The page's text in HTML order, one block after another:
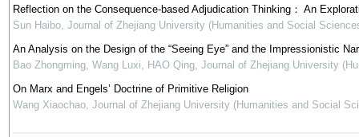
Reflection on the Consequence-based Adjudication Thinking： An
Sun Haibo, Journal of Zhejiang University (Humanities and Social
An Analysis on the Design of the “Seeing Eye” and the Impressionistic
Bao Zhongming, Wang Luxi, HAO Qing, Journal of Zhejiang University
On Marx and Engels’ Doctrine of Primitive Religion
Wang Xiaochao, Journal of Zhejiang University (Humanities and Social